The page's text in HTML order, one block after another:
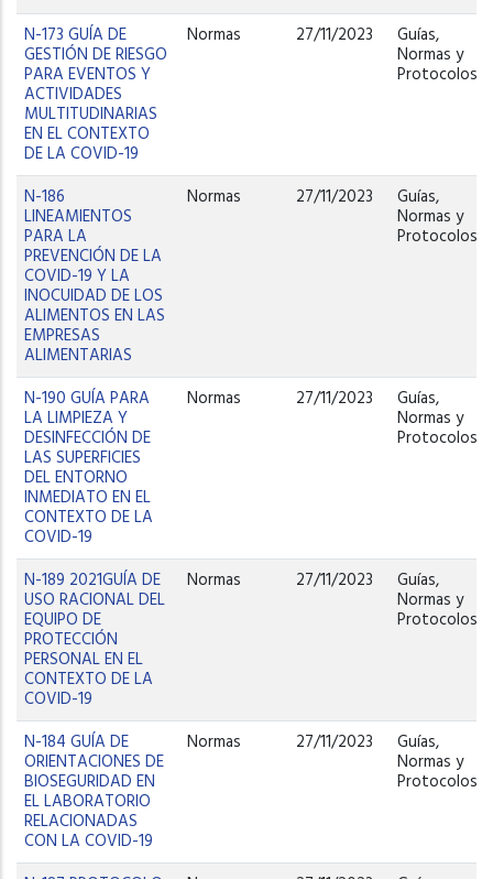
N-173 GUÍA DE
GESTIÓN DE RIESGO
PARA EVENTOS Y
ACTIVIDADES
MULTITUDINARIAS
EN EL CONTEXTO
DE LA COVID-19
Normas 27/11/2023 Guías,
Normas y
Protocolos
N-186
LINEAMIENTOS
PARA LA
PREVENCIÓN DE LA
COVID-19 Y LA
INOCUIDAD DE LOS
ALIMENTOS EN LAS
EMPRESAS
ALIMENTARIAS
Normas 27/11/2023 Guías,
Normas y
Protocolos
N-190 GUÍA PARA
LA LIMPIEZA Y
DESINFECCIÓN DE
LAS SUPERFICIES
DEL ENTORNO
INMEDIATO EN EL
CONTEXTO DE LA
COVID-19
Normas 27/11/2023 Guías,
Normas y
Protocolos
N-189 2021GUÍA DE
USO RACIONAL DEL
EQUIPO DE
PROTECCIÓN
PERSONAL EN EL
CONTEXTO DE LA
COVID-19
Normas 27/11/2023 Guías,
Normas y
Protocolos
N-184 GUÍA DE
ORIENTACIONES DE
BIOSEGURIDAD EN
EL LABORATORIO
RELACIONADAS
CON LA COVID-19
Normas 27/11/2023 Guías,
Normas y
Protocolos